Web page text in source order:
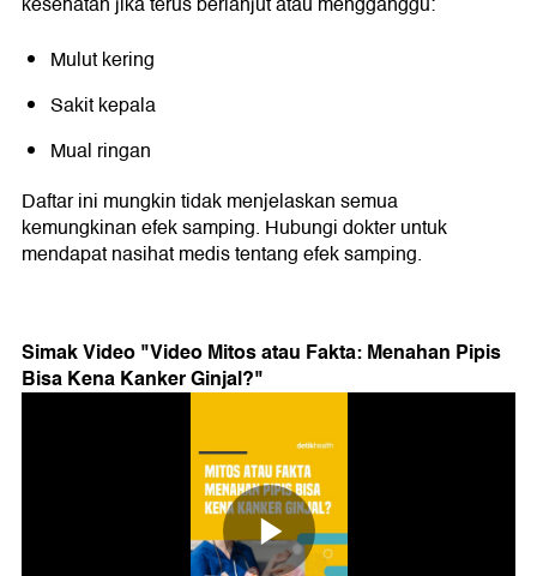
Mulut kering
Sakit kepala
Mual ringan
Daftar ini mungkin tidak menjelaskan semua
kemungkinan efek samping. Hubungi dokter untuk
mendapat nasihat medis tentang efek samping.
Simak Video "Video Mitos atau Fakta: Menahan Pipis
Bisa Kena Kanker Ginjal?"